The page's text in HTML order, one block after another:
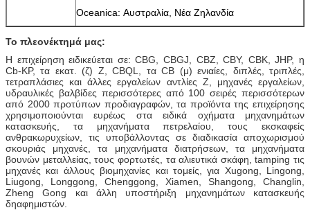
Oceanica: Αυστραλία, Νέα Ζηλανδία
Το πλεονέκτημά μας:
Η επιχείρηση ειδικεύεται σε: CBG, CBGJ, CBZ, CBY, CBK, JHP, η
Cb-KP, τα εκατ. (ζ) Ζ, CBQL, τα CB (μ) ενιαίες, διπλές, τριπλές,
τετραπλάσιες και άλλες εργαλείων αντλίες Ζ, μηχανές εργαλείων,
υδραυλικές βαλβίδες περισσότερες από 100 σειρές περισσότερων
από 2000 προτύπων προδιαγραφών, τα προϊόντα της επιχείρησης
χρησιμοποιούνται ευρέως στα ειδικά οχήματα μηχανημάτων
κατασκευής, τα μηχανήματα πετρελαίου, τους εκσκαφείς
ανθρακωρυχείων, τις υποβάλλοντας σε διαδικασία αποχωρισμού
σκουριάς μηχανές, τα μηχανήματα διατρήσεων, τα μηχανήματα
βουνών μεταλλείας, τους φορτωτές, τα αλιευτικά σκάφη, tamping τις
μηχανές και άλλους βιομηχανίες και τομείς, για Xugong, Lingong,
Liugong, Longgong, Chenggong, Xiamen, Shangong, Changlin,
Zheng Gong και άλλη υποστήριξη μηχανημάτων κατασκευής
δηαφημιστών.